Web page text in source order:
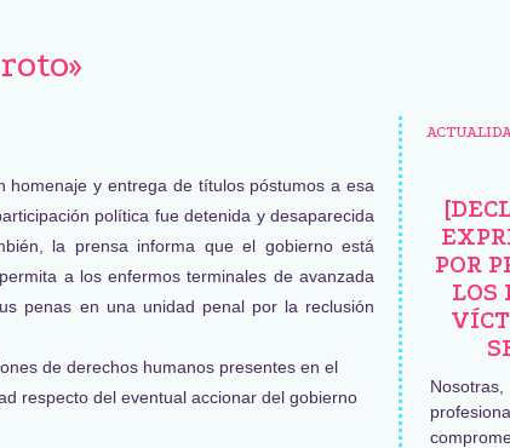
homenaje y entrega de títulos póstumos a esa
política fue detenida y desaparecida
la prensa informa que el gobierno está
a los enfermos terminales de avanzada
penas en una unidad penal por la reclusión
de derechos humanos presentes en el
respecto del eventual accionar del gobierno
POR
LOS